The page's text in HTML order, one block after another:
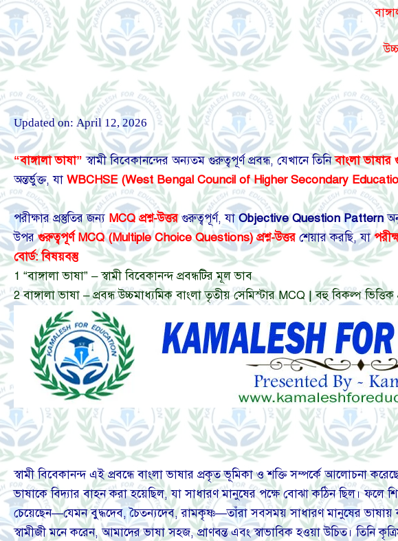
Updated on: April 12, 2026
“বাঙ্গালা ভাষা” স্বামী বিবেকানন্দের অন্যতম গুরুত্বপূর্ণ প্রবন্ধ, যেখানে তিনিবাংলা
অন্তর্ভুক্ত, যা WBCHSE (West Bengal Council of Higher Secondary
পরীক্ষার প্রস্তুতির জন্য MCQ প্রশ্ন-উত্তরগুরুত্বপূর্ণ, যাObjective Question Pattern
উপরগুরুত্বপূর্ণ MCQ (Multiple Choice Questions) প্রশ্ন-উত্তর শেয়ার করছি, যা
বোর্ড: বিষয়বস্তু
1 “বাঙ্গালা ভাষা” – স্বামী বিবেকানন্দ প্রবন্ধটির মূল ভাব
2 বাঙ্গালা ভাষা – প্রবন্ধ উচ্চমাধ্যমিক বাংলা তৃতীয় সেমিস্টার MCQ | বহু বিকল্প ভিত্তিক
স্বামী বিবেকানন্দ এই প্রবন্ধে বাংলা ভাষার প্রকৃত ভূমিকা ও শক্তি সম্পর্কে আলোচনা
ভাষাকে বিদ্যার বাহন করা হয়েছিল, যা সাধারণ মানুষের পক্ষে বোঝা কঠিন ছিল।
চেয়েছেন—যেমন বুদ্ধদেব, চৈতন্যদেব, রামকৃষ্ণ—তাঁরা সবসময় সাধারণ মানুষের
স্বামীজী মনে করেন, আমাদের ভাষা সহজ, প্রাণবন্ত এবং স্বাভাবিক হওয়া উচিত। তিনি